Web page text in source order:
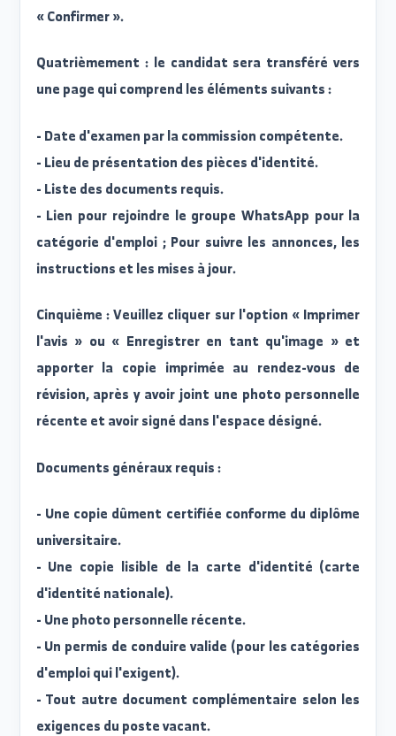
« Continuer ».
Troisièmement : sélectionnez le poste vacant
lequel vous avez déjà postulé dans la
déroulante, puis cliquez sur le
« Confirmer ».
Quatrièmement : le candidat sera transféré
une page qui comprend les éléments suivants :
- Lieu de présentation des pièces d'identité.
- Liste des documents requis.
- Lien pour rejoindre le groupe WhatsApp pour
catégorie d'emploi ; Pour suivre les annonces,
instructions et les mises à jour.
l'avis » ou « Enregistrer en tant qu'image »
apporter la copie imprimée au rendez-vous
révision, après y avoir joint une photo
récente et avoir signé dans l'espace désigné.
Documents généraux requis :
- Une copie dûment certifiée conforme du